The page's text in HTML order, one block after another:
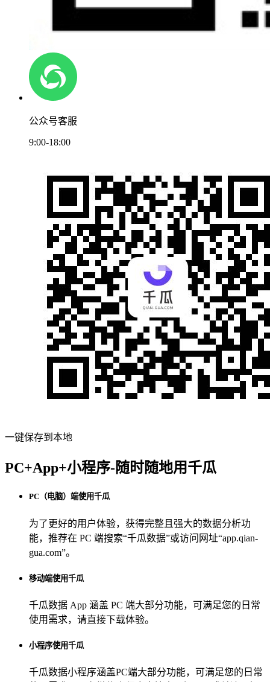
公众号客服
9:00-18:00
一键保存到本地
PC+App+小程序-随时随地用千瓜
PC（电脑）端使用千瓜
为了更好的用户体验，获得完整且强大的数据分析功
能，推荐在 PC 端搜索“千瓜数据”或访问网址“app.qian-
gua.com”。
移动端使用千瓜
千瓜数据 App 涵盖 PC 端大部分功能，可满足您的日常
使用需求，请直接下载体验。
小程序使用千瓜
千瓜数据小程序涵盖PC端大部分功能，可满足您的日常